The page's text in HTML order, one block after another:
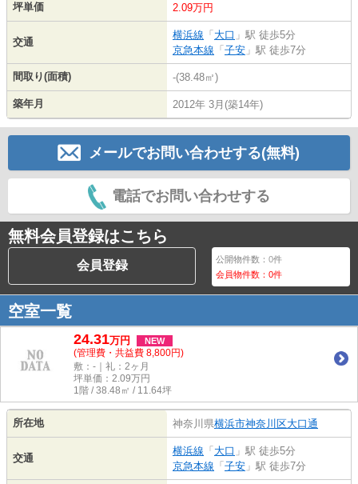
坪単価 2.09万円
交通
横浜線 「 大口 」駅 徒歩5分
京急本線 「 子安 」駅 徒歩7分
間取り(面積) -(38.48㎡)
築年月 2012年 3月(築14年)
メールでお問い合わせする(無料)
電話でお問い合わせする
無料会員登録はこちら
会員登録 公開物件数：0件
会員物件数：0件
空室一覧
24.31万円 NEW
(管理費・共益費 8,800円)
敷：-｜礼：2ヶ月
坪単価： 2.09万円
1階 / 38.48㎡ / 11.64坪
所在地 神奈川県横浜市神奈川区大口通
交通
横浜線 「 大口 」駅 徒歩5分
京急本線 「 子安 」駅 徒歩7分